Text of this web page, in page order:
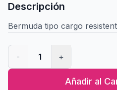
Descripción
Bermuda tipo cargo
- 1 +
Añadir al